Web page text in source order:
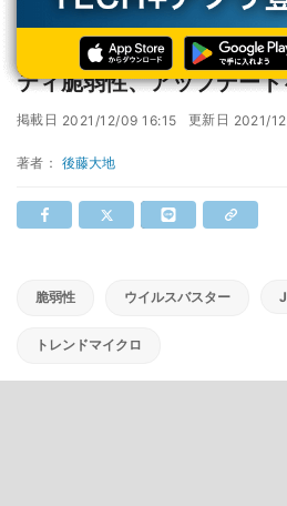
ウイルスバスタークラウ
ティ脆弱性、アップデー
掲載日 2021/12/09 16:15 更新日 2021/
著者： 後藤大地
脆弱性 ウイルスバスター
トレンドマイクロ